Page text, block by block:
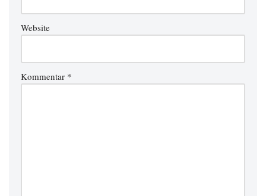
Website
Kommentar *